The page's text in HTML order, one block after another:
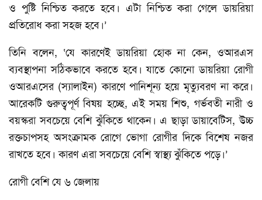
ও পুষ্টি নিশ্চিত করতে হবে। এটা নিশ্চিত করা গেলে ডায়রিয়া
প্রতিরোধ করা সহজ হবে।’
তিনি বলেন, ‘যে কারণেই ডায়রিয়া হোক না কেন, ওআরএস
ব্যবস্থাপনা সঠিকভাবে করতে হবে। যাতে কোনো ডায়রিয়া রোগী
ওআরএসের (স্যালাইন) কারণে পানিশূন্য হয়ে মৃত্যুবরণ না করে।
আরেকটি গুরুত্বপূর্ণ বিষয় হচ্ছে, এই সময় শিশু, গর্ভবতী নারী ও
বয়স্করা সবচেয়ে বেশি ঝুঁকিতে থাকেন। এ ছাড়া ডায়াবেটিস, উচ্চ
রক্তচাপসহ অসংক্রামক রোগে ভোগা রোগীর দিকে বিশেষ নজর
রাখতে হবে। কারণ এরা সবচেয়ে বেশি স্বাস্থ্য ঝুঁকিতে পড়ে।’
রোগী বেশি যে ৬ জেলায়